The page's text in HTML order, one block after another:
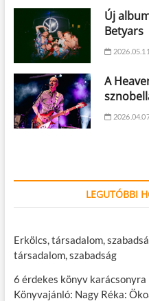
Új
Betyars
2026.05.11.
A
LEGUTÓBBI
Erkölcs, társadalom,
társadalom, szabadság
6 érdekes könyv
Könyvajánló: Nagy Réka: